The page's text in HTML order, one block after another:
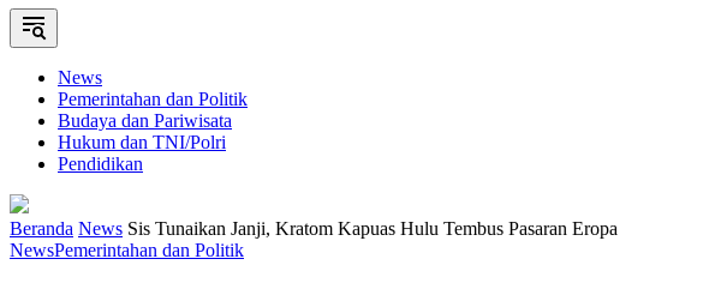
News
Pemerintahan dan Politik
Budaya dan Pariwisata
Hukum dan TNI/Polri
Pendidikan
Beranda News Sis Tunaikan Janji, Kratom Kapuas Hulu Tembus Pasaran Eropa
NewsPemerintahan dan Politik